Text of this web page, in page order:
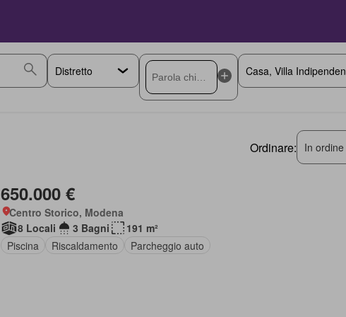
Ordinare: In
650.000 €
Centro Storico, Modena
8 Locali
3 Bagni
191 m²
Piscina
Riscaldamento Parcheggio auto